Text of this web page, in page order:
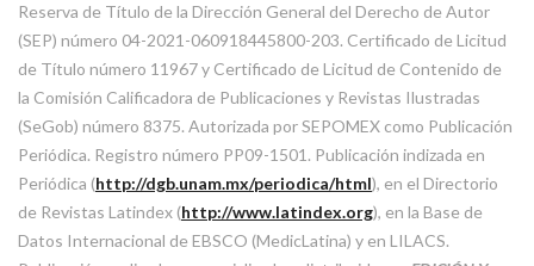
Reserva de Título de la Dirección General del Derecho de Autor
(SEP) número 04-2021-060918445800-203. Certificado de Licitud
de Título número 11967 y Certificado de Licitud de Contenido de
la Comisión Calificadora de Publicaciones y Revistas Ilustradas
(SeGob) número 8375. Autorizada por SEPOMEX como Publicación
Periódica. Registro número PP09-1501. Publicación indizada en
Periódica (http://dgb.unam.mx/periodica/html), en el Directorio
de Revistas Latindex (http://www.latindex.org), en la Base de
Datos Internacional de EBSCO (MedicLatina) y en LILACS.